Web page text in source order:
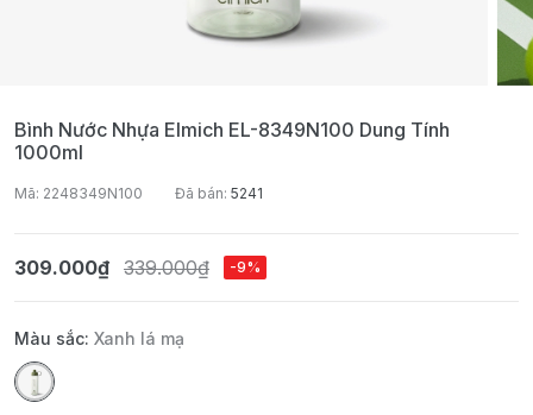
Bình Nước Nhựa Elmich EL-8349N100 Dung Tính
1000ml
Mã: 2248349N100 Đã bán: 5241
309.000₫ 339.000₫ -9%
Màu sắc: Xanh lá mạ